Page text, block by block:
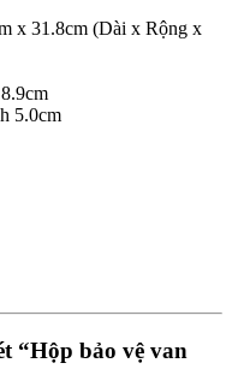
x 31.8cm (Dài x Rộng x
5.0cm
“Hộp bảo vệ van